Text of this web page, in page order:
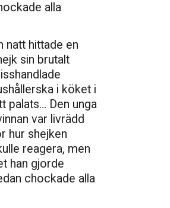
alla
natt hittade en
sin brutalt
i köket i
palats… Den unga
var livrädd
hur shejken
reagera, men
han gjorde
chockade alla